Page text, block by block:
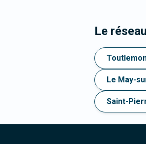
Le
Le May-
Saint-